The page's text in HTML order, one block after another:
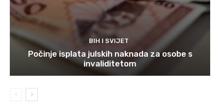
BIH I SVIJET
Počinje isplata julskih naknada za osobe s
invaliditetom